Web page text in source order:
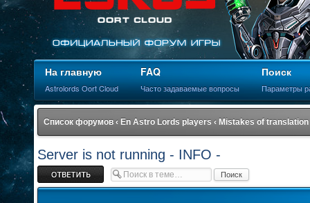
На главную
Astrolords Oort Cloud
FAQ
Часто задаваемые вопросы
Поиск
Параметры
Список форумов ‹ En Astro Lords players ‹ Mistakes of translation
Server is not running - INFO -
Ответить